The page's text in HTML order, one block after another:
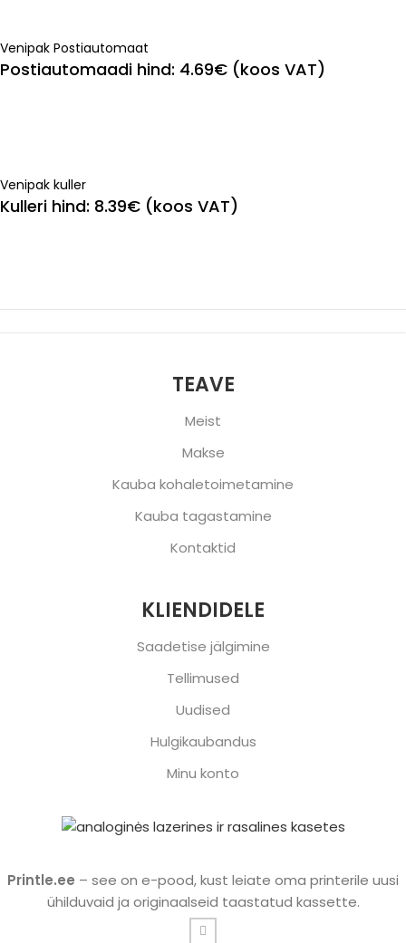
Venipak Postiautomaat
Postiautomaadi hind: 4.69€ (koos VAT)
Venipak kuller
Kulleri hind: 8.39€ (koos VAT)
TEAVE
Meist
Makse
Kauba kohaletoimetamine
Kauba tagastamine
Kontaktid
KLIENDIDELE
Saadetise jälgimine
Tellimused
Uudised
Hulgikaubandus
Minu konto
Printle.ee – see on e-pood, kust leiate oma printerile uusi
ühilduvaid ja originaalseid taastatud kassette.